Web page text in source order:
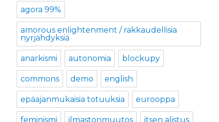
agora 99%
amorous enlightenment / rakkaudellisia
nyrjähdyksiä
anarkismi autonomia blockupy
commons demo english
epäajanmukaisia totuuksia eurooppa
feminismi ilmastonmuutos itsen alistus